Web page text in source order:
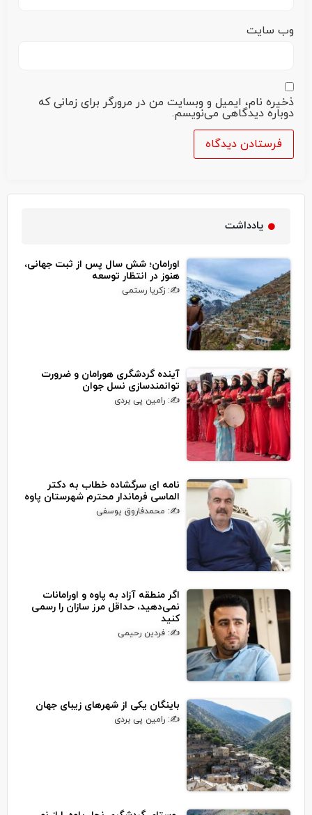
وب‌ سایت
ذخیره نام، ایمیل و وبسایت من در مرورگر برای زمانی که
دوباره دیدگاهی می‌نویسم.
یادداشت
اورامان؛ شش سال پس از ثبت جهانی،
هنوز در انتظار توسعه
✍: زکریا رستمی
آینده گردشگری هورامان و ضرورت
توانمندسازی نسل جوان
✍: رامین پی بردی
نامه ای سرگشاده خطاب به دکتر
الماسی فرماندار محترم شهرستان پاوه
✍: محمدفاروق یوسفی
اگر منطقه آزاد به پاوه و اورامانات
نمی‌دهید، حداقل مرز سازان را رسمی
کنید
✍: فردین رحیمی
باینگان یکی از شهرهای زیبای جهان
✍: رامین پی بردی